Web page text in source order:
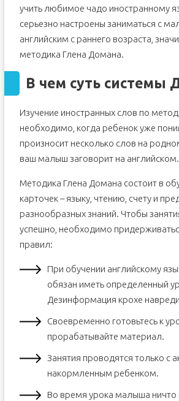
Как проходят занятия?
учить любимое чадо иностранному
серьезно настроены заниматься с
английским с раннего возраста,
методика Глена Домана.
В чем суть системы
Изучение иностранных слов по
необходимо, когда ребенок уже
произносит несколько слов на
ваш малыш заговорит на английском.
Методика Глена Домана состоит в
карточек – языку, чтению, счету и
разнообразных знаний. Чтобы
успешно, необходимо
правил:
При обучении английскому
обязан иметь определенный
Дезинформация крохе
Своевременно готовьтесь к
прорабатывайте материал.
Занятия проводятся только с
накормленным ребенком.
Во время урока малыша